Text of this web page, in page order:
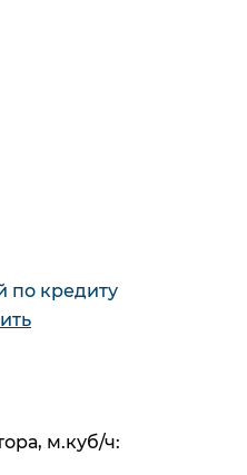
по кредиту
м.куб/ч: